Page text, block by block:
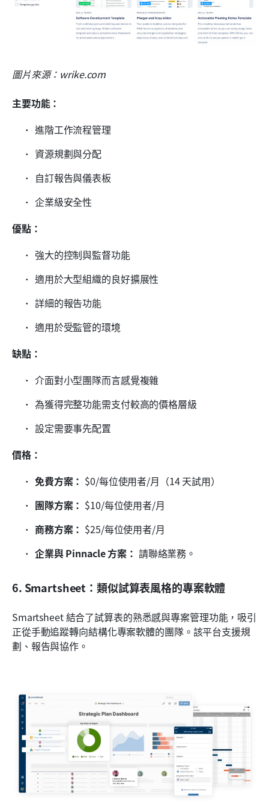
圖片來源：wrike.com
主要功能：
進階工作流程管理
資源規劃與分配
自訂報告與儀表板
企業級安全性
優點：
強大的控制與監督功能
適用於大型組織的良好擴展性
詳細的報告功能
適用於受監管的環境
缺點：
介面對小型團隊而言感覺複雜
為獲得完整功能需支付較高的價格層級
設定需要事先配置
價格：
免費方案： $0/每位使用者/月（14 天試用）
團隊方案： $10/每位使用者/月
商務方案： $25/每位使用者/月
企業與 Pinnacle 方案： 請聯絡業務。
6. Smartsheet：類似試算表風格的專案軟體
Smartsheet 結合了試算表的熟悉感與專案管理功能，吸引
正從手動追蹤轉向結構化專案軟體的團隊。該平台支援規
劃、報告與協作。